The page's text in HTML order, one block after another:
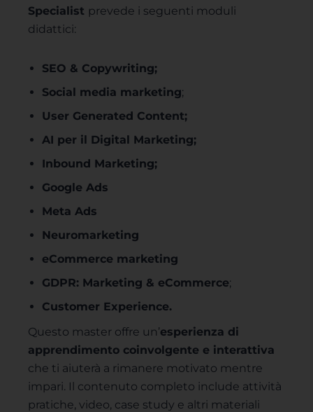
Specialist prevede i seguenti moduli
didattici:
SEO & Copywriting;
Social media marketing;
User Generated Content;
AI per il Digital Marketing;
Inbound Marketing;
Google Ads
Meta Ads
Neuromarketing
eCommerce marketing
GDPR: Marketing & eCommerce;
Customer Experience.
Questo master offre un’esperienza di
apprendimento coinvolgente e interattiva
che ti aiuterà a rimanere motivato mentre
impari. Il contenuto completo include attività
pratiche, video, case study e altri materiali